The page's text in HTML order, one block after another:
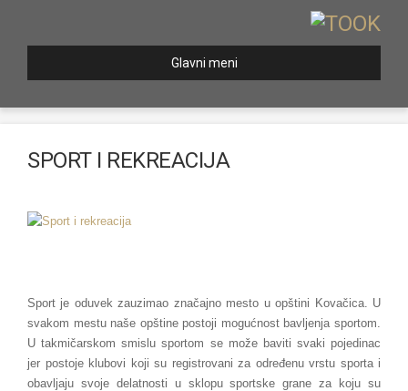
Glavni meni
SPORT I REKREACIJA
Sport je oduvek zauzimao značajno mesto u opštini Kovačica. U
svakom mestu naše opštine postoji mogućnost bavljenja sportom.
U takmičarskom smislu sportom se može baviti svaki pojedinac
jer postoje klubovi koji su registrovani za određenu vrstu sporta i
obavljaju svoje delatnosti u sklopu sportske grane za koju su